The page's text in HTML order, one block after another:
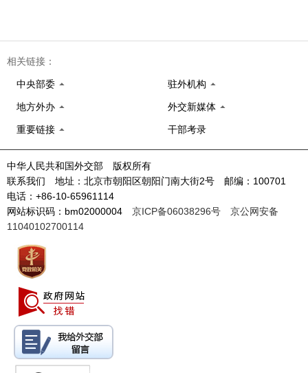
相关链接：
中央部委 驻外机构
地方外办 外交新媒体
重要链接 干部考录
中华人民共和国外交部 版权所有
联系我们 地址：北京市朝阳区朝阳门南大街2号 邮编：100701
电话：+86-10-65961114
网站标识码：bm02000004 京ICP备06038296号
京公网安备
11040102700114